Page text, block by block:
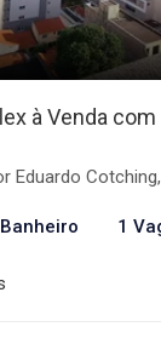
à Venda
Cotching, 388 - Jardim
1